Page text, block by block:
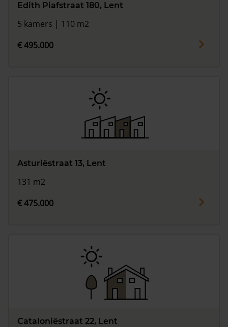
Edith Piafstraat 180, Lent
5 kamers | 110 m2
€ 495.000
Asturiëstraat 13, Lent
131 m2
€ 475.000
Cataloniëstraat 22, Lent